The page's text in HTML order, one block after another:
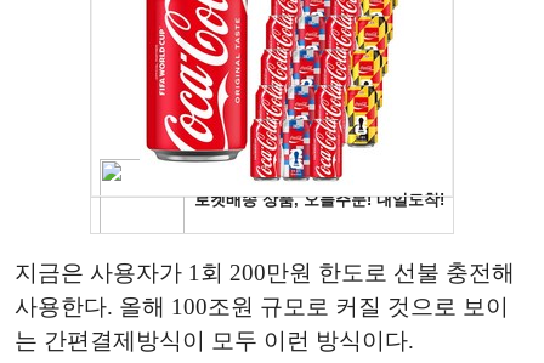
지금은 사용자가 1회 200만원 한도로 선불 충전해
사용한다. 올해 100조원 규모로 커질 것으로 보이
는 간편결제방식이 모두 이런 방식이다.